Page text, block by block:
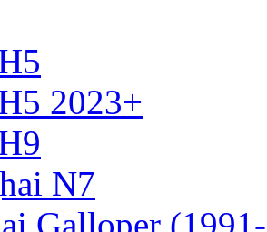
2023+
N7
Galloper